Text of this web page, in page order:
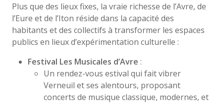
Plus que des lieux fixes, la vraie richesse de l’Avre, de
l’Eure et de l’Iton réside dans la capacité des
habitants et des collectifs à transformer les espaces
publics en lieux d’expérimentation culturelle :
Festival Les Musicales d’Avre :
Un rendez-vous estival qui fait vibrer
Verneuil et ses alentours, proposant
concerts de musique classique, modernes, et